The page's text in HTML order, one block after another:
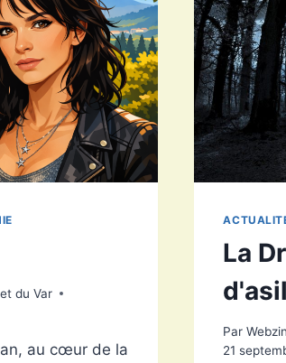
du Var
au cœur de la
La
Par
21